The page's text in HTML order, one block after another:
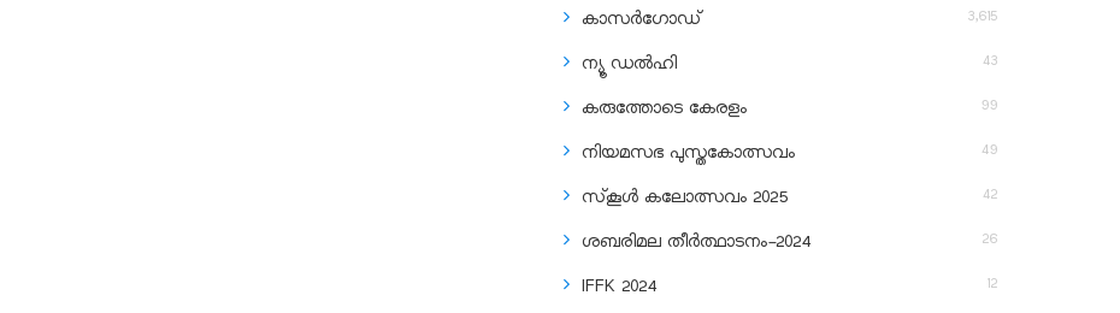
കാസർഗോഡ് 3,615
ന്യൂ ഡൽഹി 43
കരുത്തോടെ കേരളം 99
നിയമസഭ പുസ്തകോത്സവം 49
സ്‌കൂൾ കലോത്സവം 2025 42
ശബരിമല തീര്‍ത്ഥാടനം-2024 26
IFFK 2024 12